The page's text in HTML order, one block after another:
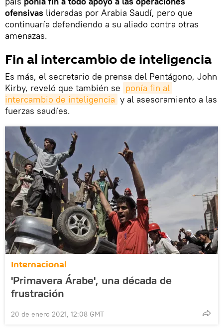
ofensivas lideradas por Arabia Saudí, pero que
continuaría defendiendo a su aliado contra otras
amenazas.
Fin al intercambio de inteligencia
Es más, el secretario de prensa del Pentágono, John
Kirby, reveló que también se ponía fin al
intercambio de inteligencia y al asesoramiento a las
fuerzas saudíes.
Internacional
'Primavera Árabe', una década de
frustración
20 de enero 2021, 12:08 GMT